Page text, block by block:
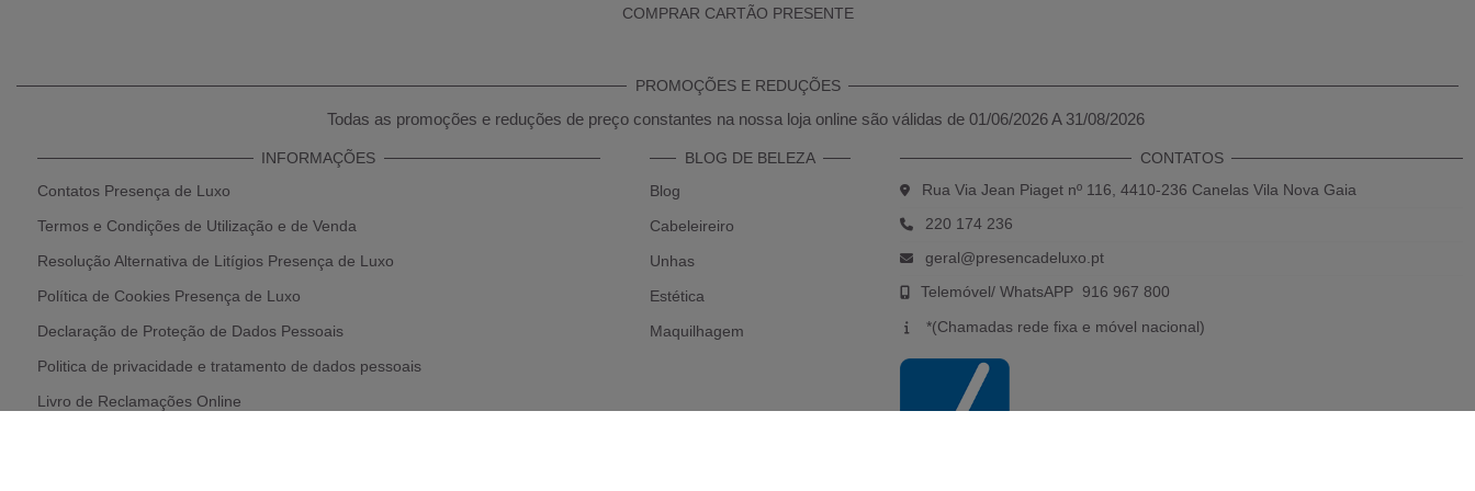
COMPRAR CARTÃO PRESENTE
PROMOÇÕES E REDUÇÕES
Todas as promoções e reduções de preço constantes na nossa loja online são válidas de 01/06/2026 A 31/08/2026
INFORMAÇÕES
Contatos Presença de Luxo
Termos e Condições de Utilização e de Venda
Resolução Alternativa de Litígios Presença de Luxo
Política de Cookies Presença de Luxo
Declaração de Proteção de Dados Pessoais
Politica de privacidade e tratamento de dados pessoais
Livro de Reclamações Online
BLOG DE BELEZA
Blog
Cabeleireiro
Unhas
Estética
Maquilhagem
CONTATOS
Rua Via Jean Piaget nº 116, 4410-236 Canelas Vila Nova Gaia
220 174 236
geral@presencadeluxo.pt
Telemóvel/ WhatsAPP 916 967 800
*(Chamadas rede fixa e móvel nacional)